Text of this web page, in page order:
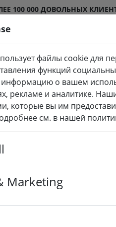
100 000 ДОВОЛЬНЫХ
свечи
файлы cookie для
функций
о вашем
рекламе и аналитике.
которые вы им
см. в нашей
Marketing